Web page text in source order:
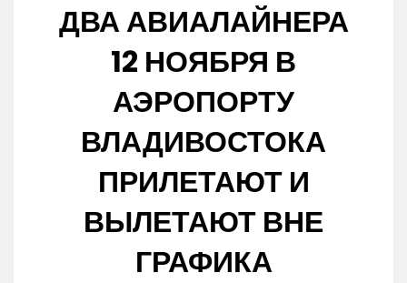
ДВА АВИАЛАЙНЕРА
12 НОЯБРЯ В
АЭРОПОРТУ
ВЛАДИВОСТОКА
ПРИЛЕТАЮТ И
ВЫЛЕТАЮТ ВНЕ
ГРАФИКА